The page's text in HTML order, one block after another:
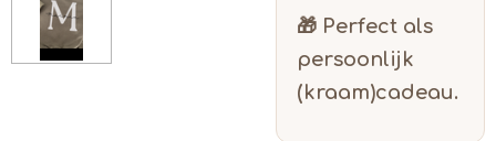
🎁 Perfect als
persoonlijk
(kraam)cadeau.